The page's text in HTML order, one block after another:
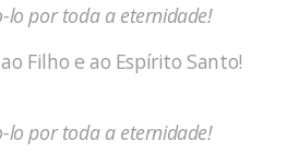
lo por toda a eternidade!
Filho e ao Espírito Santo!
lo por toda a eternidade!